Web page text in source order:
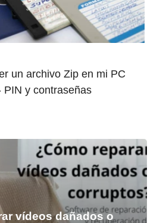
un archivo Zip en mi PC
PIN y contraseñas
vídeos dañados o